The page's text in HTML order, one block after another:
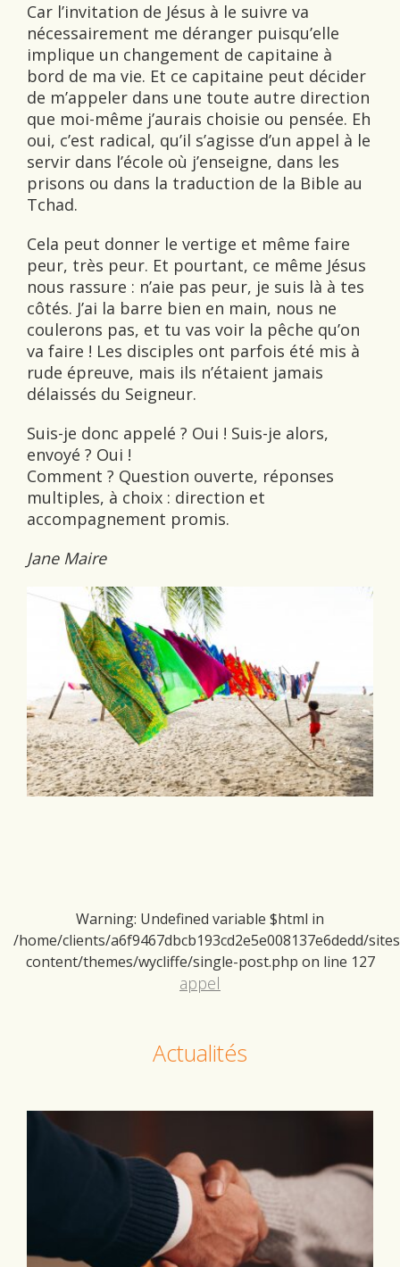
Car l’invitation de Jésus à le suivre va
nécessairement me déranger puisqu’elle
implique un changement de capitaine à
bord de ma vie. Et ce capitaine peut décider
de m’appeler dans une toute autre direction
que moi-même j’aurais choisie ou pensée. Eh
oui, c’est radical, qu’il s’agisse d’un appel à le
servir dans l’école où j’enseigne, dans les
prisons ou dans la traduction de la Bible au
Tchad.
Cela peut donner le vertige et même faire
peur, très peur. Et pourtant, ce même Jésus
nous rassure : n’aie pas peur, je suis là à tes
côtés. J’ai la barre bien en main, nous ne
coulerons pas, et tu vas voir la pêche qu’on
va faire ! Les disciples ont parfois été mis à
rude épreuve, mais ils n’étaient jamais
délaissés du Seigneur.
Suis-je donc appelé ? Oui ! Suis-je alors,
envoyé ? Oui !
Comment ? Question ouverte, réponses
multiples, à choix : direction et
accompagnement promis.
Jane Maire
Warning: Undefined variable $html in
/home/clients/a6f9467dbcb193cd2e5e008137e6dedd/
content/themes/wycliffe/single-post.php on line 127
appel
Actualités